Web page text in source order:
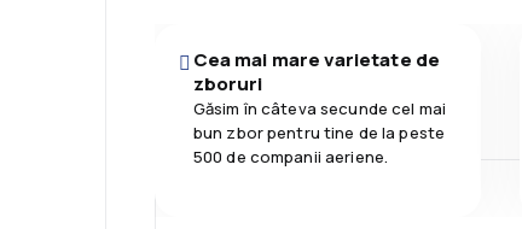
Cea mai mare varietate de
zboruri
Găsim în câteva secunde cel mai
bun zbor pentru tine de la peste
500 de companii aeriene.